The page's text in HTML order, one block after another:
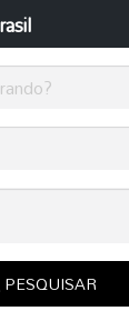
PESQUISAR